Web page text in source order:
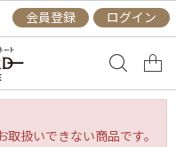
会員登録 ログイン
扱いできない商品です。